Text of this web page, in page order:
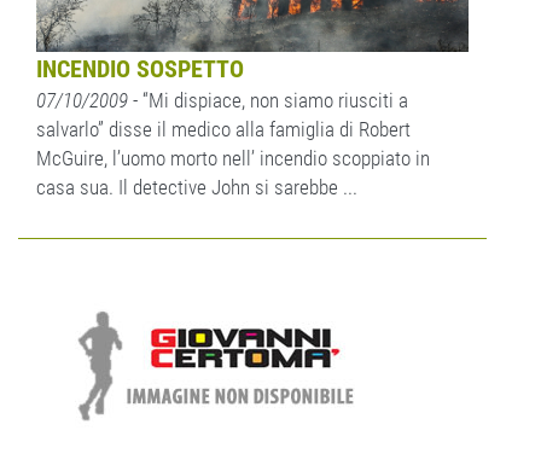
INCENDIO SOSPETTO
07/10/2009 - “Mi dispiace, non siamo riusciti a
salvarlo” disse il medico alla famiglia di Robert
McGuire, l’uomo morto nell’ incendio scoppiato in
casa sua. Il detective John si sarebbe ...